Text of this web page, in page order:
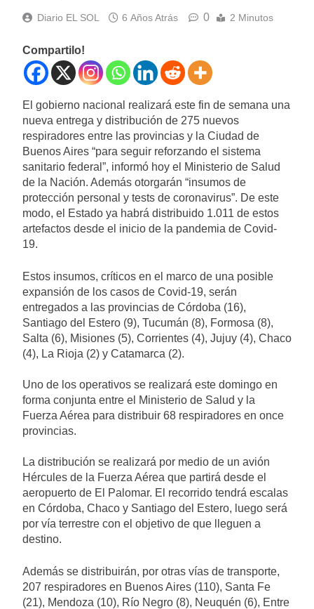
Diario EL SOL 6 Años Atrás 0 2 Minutos
Compartilo!
El gobierno nacional realizará este fin de semana una
nueva entrega y distribución de 275 nuevos
respiradores entre las provincias y la Ciudad de
Buenos Aires “para seguir reforzando el sistema
sanitario federal”, informó hoy el Ministerio de Salud
de la Nación. Además otorgarán “insumos de
protección personal y tests de coronavirus”. De este
modo, el Estado ya habrá distribuido 1.011 de estos
artefactos desde el inicio de la pandemia de Covid-
19.
Estos insumos, críticos en el marco de una posible
expansión de los casos de Covid-19, serán
entregados a las provincias de Córdoba (16),
Santiago del Estero (9), Tucumán (8), Formosa (8),
Salta (6), Misiones (5), Corrientes (4), Jujuy (4), Chaco
(4), La Rioja (2) y Catamarca (2).
Uno de los operativos se realizará este domingo en
forma conjunta entre el Ministerio de Salud y la
Fuerza Aérea para distribuir 68 respiradores en once
provincias.
La distribución se realizará por medio de un avión
Hércules de la Fuerza Aérea que partirá desde el
aeropuerto de El Palomar. El recorrido tendrá escalas
en Córdoba, Chaco y Santiago del Estero, luego será
por vía terrestre con el objetivo de que lleguen a
destino.
Además se distribuirán, por otras vías de transporte,
207 respiradores en Buenos Aires (110), Santa Fe
(21), Mendoza (10), Río Negro (8), Neuquén (6), Entre